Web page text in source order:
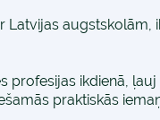
Latvijas augstskolām,
profesijas ikdienā,
praktiskās